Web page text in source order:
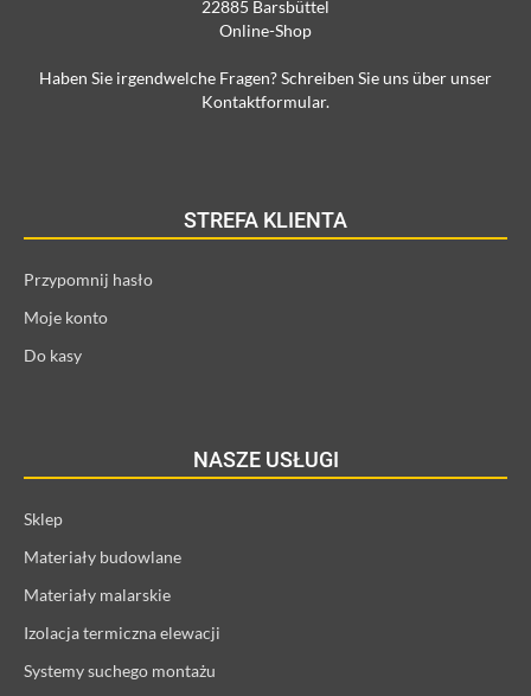
22885 Barsbüttel
Online-Shop
Haben Sie irgendwelche Fragen? Schreiben Sie uns über unser
Kontaktformular.
STREFA KLIENTA
Przypomnij hasło
Moje konto
Do kasy
NASZE USŁUGI
Sklep
Materiały budowlane
Materiały malarskie
Izolacja termiczna elewacji
Systemy suchego montażu